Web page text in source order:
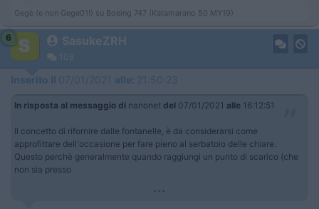
Gegè (e non Gege01!) su Boeing 747 (Katamarano 50 MY19)
6 SasukeZRH
108
Inserito il 07/01/2021 alle: 21:50:23
In risposta al messaggio di nanonet del 07/01/2021 alle 16:12:51
Il concetto di rifornire dalle fontanelle, è da considerarsi come
approfittare dell'occasione per fare pieno al serbatoio delle chiare.
Questo perchè generalmente quando raggiungi un punto di scarico (che
non sia presso
...